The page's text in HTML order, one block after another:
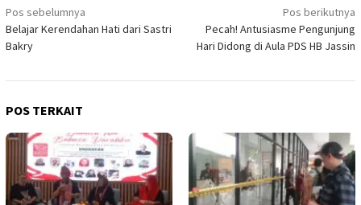
Navigasi
pos
Pos sebelumnya
Belajar Kerendahan Hati dari Sastri
Bakry
Pos berikutnya
Pecah! Antusiasme Pengunjung
Hari Didong di Aula PDS HB Jassin
POS TERKAIT